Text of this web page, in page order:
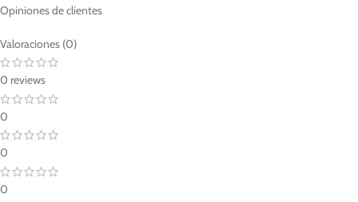
Opiniones de clientes
Valoraciones (0)
0 reviews
0
0
0